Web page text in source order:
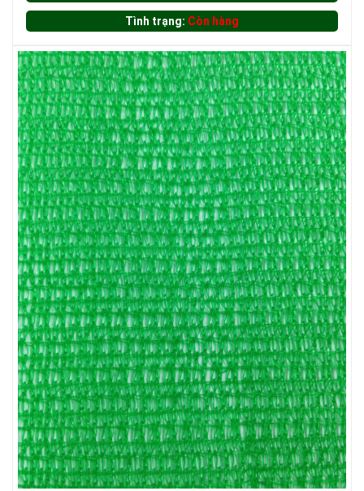
LƯỚI HÀNG RÀO HÌNH CHỮ NHẬT
LƯỚI CHẮN CHIM
LƯỚI HÀNG RÀO HÌNH VUÔNG
LƯỚI CHE NẮNG
Tình trạng: Còn hàng